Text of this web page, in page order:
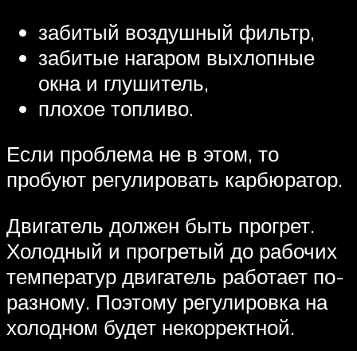
забитый воздушный фильтр,
забитые нагаром выхлопные
окна и глушитель,
плохое топливо.
Если проблема не в этом, то
пробуют регулировать карбюратор.
Двигатель должен быть прогрет.
Холодный и прогретый до рабочих
температур двигатель работает по-
разному. Поэтому регулировка на
холодном будет некорректной.